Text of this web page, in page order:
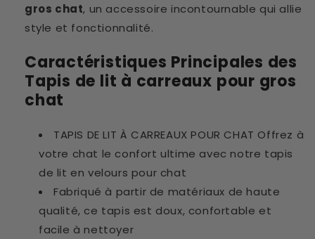
gros chat, un accessoire incontournable qui allie
style et fonctionnalité.
Caractéristiques Principales des
Tapis de lit à carreaux pour gros
chat
TAPIS DE LIT À CARREAUX POUR CHAT Offrez à
votre chat le confort ultime avec notre tapis
de lit en velours pour chat
Fabriqué à partir de matériaux de haute
qualité, ce tapis est doux, confortable et
facile à nettoyer